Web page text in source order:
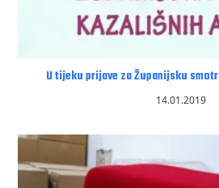
U tijeku prijave za Županijsku
14.01.2019